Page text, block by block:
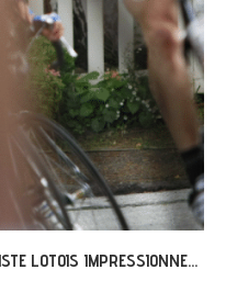
» À MERCUÈS...